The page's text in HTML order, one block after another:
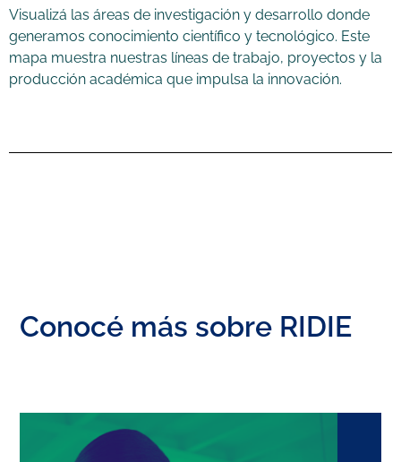
Visualizá las áreas de investigación y desarrollo donde
generamos conocimiento científico y tecnológico. Este
mapa muestra nuestras líneas de trabajo, proyectos y la
producción académica que impulsa la innovación.
Conocé más sobre RIDIE